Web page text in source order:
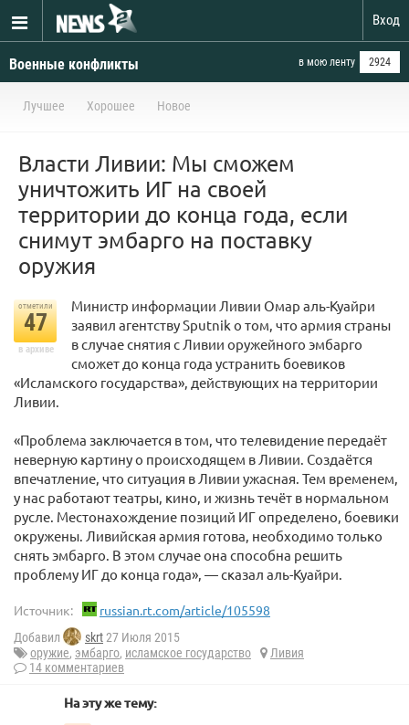
Вход
Военные конфликты в мою ленту 2924
Лучшее Хорошее Новое
Власти Ливии: Мы сможем
уничтожить ИГ на своей
территории до конца года, если
снимут эмбарго на поставку
оружия
отметили
47
в архиве
Министр информации Ливии Омар аль-Куайри
заявил агентству Sputnik о том, что армия страны
в случае снятия с Ливии оружейного эмбарго
сможет до конца года устранить боевиков
«Исламского государства», действующих на территории
Ливии.
«Проблема заключается в том, что телевидение передаёт
неверную картину о происходящем в Ливии. Создаётся
впечатление, что ситуация в Ливии ужасная. Тем временем,
у нас работают театры, кино, и жизнь течёт в нормальном
русле. Местонахождение позиций ИГ определено, боевики
окружены. Ливийская армия готова, необходимо только
снять эмбарго. В этом случае она способна решить
проблему ИГ до конца года», — сказал аль-Куайри.
Источник: russian.rt.com/article/105598
Добавил skrt27 Июля 2015
оружие, эмбарго, исламское государство
Ливия
14 комментариев
На эту же тему: